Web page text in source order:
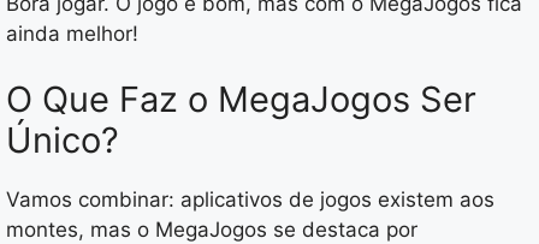
ainda melhor!
O Que Faz o MegaJogos Ser
Único?
Vamos combinar: aplicativos de jogos existem aos
montes, mas o MegaJogos se destaca por